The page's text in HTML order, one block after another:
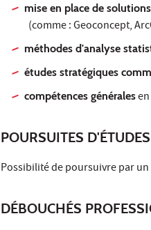
mise en place de
(comme : Geoconcept,
méthodes d'analyse
études stratégiques
compétences générales
POURSUITES D'ÉTUDES
Possibilité de poursuivre par
DÉBOUCHÉS